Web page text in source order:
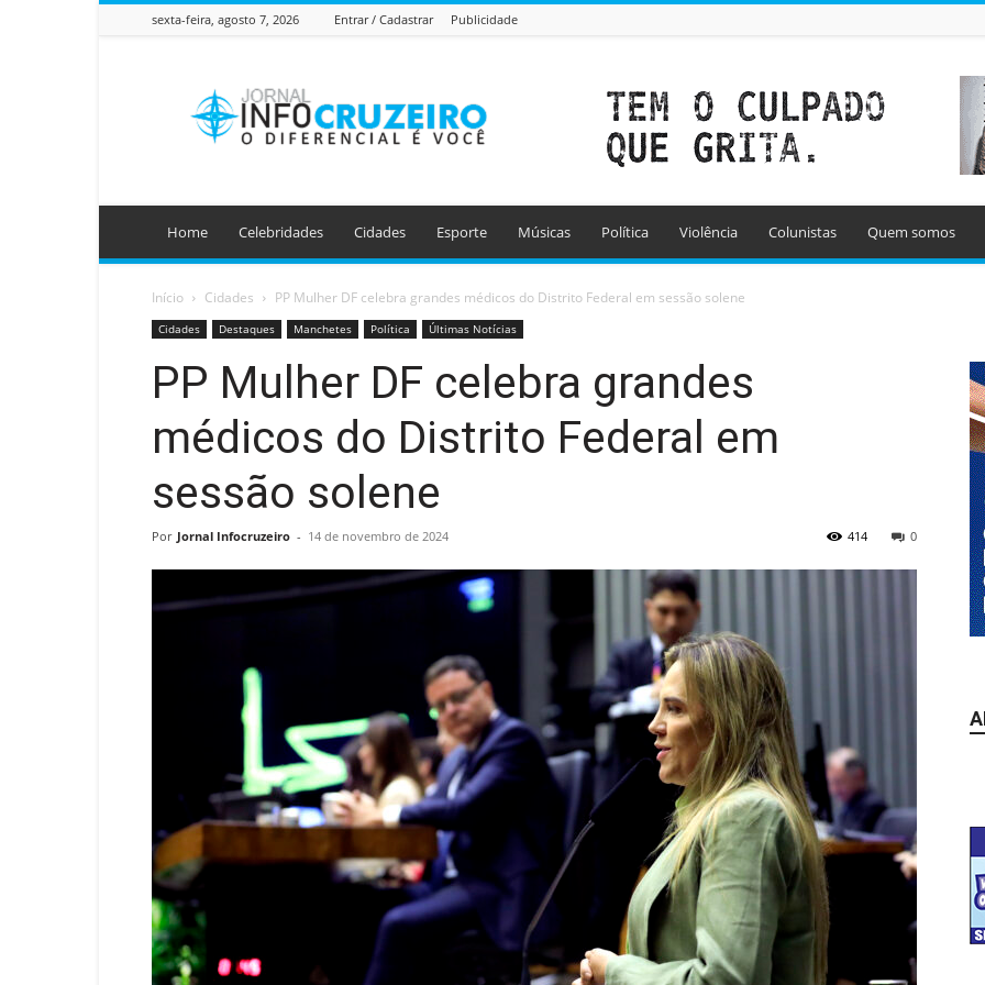
sexta-feira, agosto 7, 2026 Entrar / Cadastrar Publicidade
Info
Cruzeiro
Home Celebridades Cidades Esporte Músicas Política Violência Colunistas Quem somos
Início Cidades PP Mulher DF celebra grandes médicos do Distrito Federal em sessão solene
Cidades Destaques Manchetes Política Últimas Notícias
PP Mulher DF celebra grandes
médicos do Distrito Federal em
sessão solene
Por Jornal Infocruzeiro - 14 de novembro de 2024 0
414